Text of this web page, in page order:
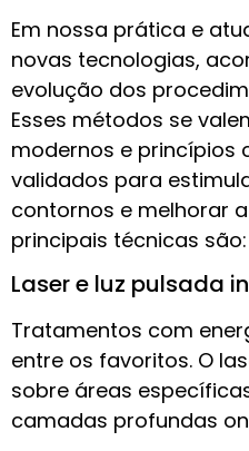
Em nossa prática e
novas tecnologias,
evolução dos
Esses métodos se
modernos e princípios
validados para
contornos e melhorar
principais técnicas são:
Laser e luz pulsada
Tratamentos com
entre os favoritos. O
sobre áreas
camadas profundas